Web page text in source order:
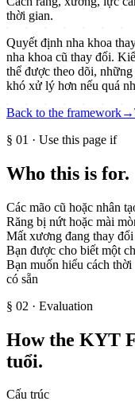
thời gian.
Quyết định nha khoa
nha khoa cũ thay đổi.
thể được theo dõi,
khó xử lý hơn nếu quá
Back to the framework→
§ 01 · Use this page if
Who this is for.
Các mão cũ hoặc nhân
Răng bị nứt hoặc mài
Mất xương đang thay
Bạn được cho biết một
Bạn muốn hiểu cách
có sẵn
§ 02 · Evaluation
How the KYT
tuổi.
Cấu trúc